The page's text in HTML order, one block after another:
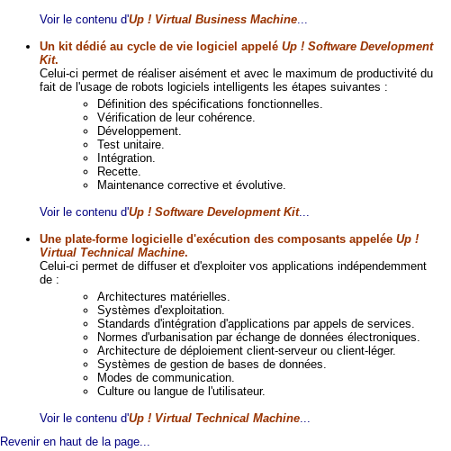
Voir le contenu d'Up ! Virtual Business Machine...
Un kit dédié au cycle de vie logiciel appelé Up ! Software Development
Kit.
Celui-ci permet de réaliser aisément et avec le maximum de productivité du
fait de l'usage de robots logiciels intelligents les étapes suivantes :
Définition des spécifications fonctionnelles.
Vérification de leur cohérence.
Développement.
Test unitaire.
Intégration.
Recette.
Maintenance corrective et évolutive.
Voir le contenu d'Up ! Software Development Kit...
Une plate-forme logicielle d'exécution des composants appelée Up !
Virtual Technical Machine.
Celui-ci permet de diffuser et d'exploiter vos applications indépendemment
de :
Architectures matérielles.
Systèmes d'exploitation.
Standards d'intégration d'applications par appels de services.
Normes d'urbanisation par échange de données électroniques.
Architecture de déploiement client-serveur ou client-léger.
Systèmes de gestion de bases de données.
Modes de communication.
Culture ou langue de l'utilisateur.
Voir le contenu d'Up ! Virtual Technical Machine...
Revenir en haut de la page...